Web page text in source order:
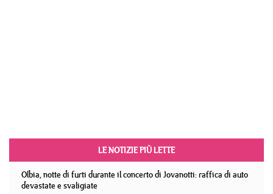
LE NOTIZIE PIÙ LETTE
Olbia, notte di furti durante il concerto di Jovanotti: raffica di auto
devastate e svaligiate